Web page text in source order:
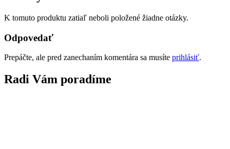
K tomuto produktu zatiaľ neboli položené žiadne otázky.
Odpovedať
Prepáčte, ale pred zanechaním komentára sa musíte prihlásiť.
Radi Vám poradíme